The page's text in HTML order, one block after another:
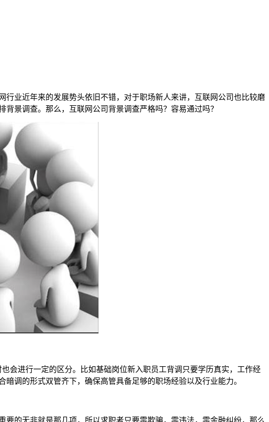
业近年来的发展势头依旧不错，对于职场新人来讲，互联网公司也比较磨
景调查。那么，互联网公司背景调查严格吗？容易通过吗？
会进行一定的区分。比如基础岗位新入职员工背调只要学历真实，工作经
调的形式双管齐下，确保高管具备足够的职场经验以及行业能力。
的无非就是那几项，所以求职者只要零欺骗，零违法，零金融纠纷，那么